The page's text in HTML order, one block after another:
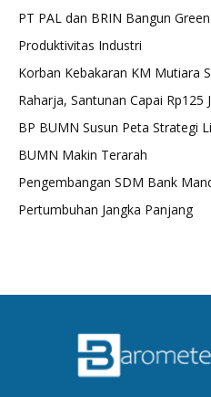
PT PAL dan BRIN Bangun
Produktivitas Industri
Korban Kebakaran KM Mutiara
Raharja, Santunan Capai Rp125
BP BUMN Susun Peta Strategi
BUMN Makin Terarah
Pengembangan SDM Bank
Pertumbuhan Jangka Panjang